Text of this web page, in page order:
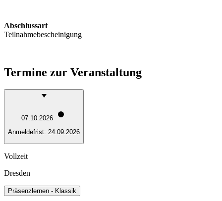
Abschlussart
Teilnahmebescheinigung
Termine zur Veranstaltung
07.10.2026
Anmeldefrist: 24.09.2026
Vollzeit
Dresden
Präsenzlernen - Klassik